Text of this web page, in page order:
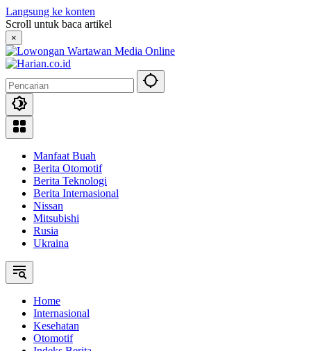
Langsung ke konten
Scroll untuk baca artikel
×
Manfaat Buah
Berita Otomotif
Berita Teknologi
Berita Internasional
Nissan
Mitsubishi
Rusia
Ukraina
Home
Internasional
Kesehatan
Otomotif